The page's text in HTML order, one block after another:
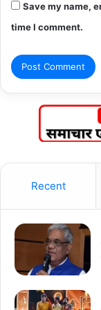
Save my name,
time I comment.
Recent